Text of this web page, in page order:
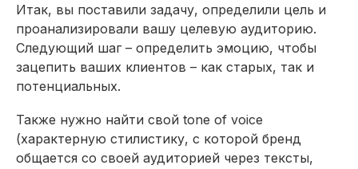
Итак, вы поставили задачу, определили цель и
проанализировали вашу целевую аудиторию.
Следующий шаг – определить эмоцию, чтобы
зацепить ваших клиентов – как старых, так и
потенциальных.
Также нужно найти свой tone of voice
(характерную стилистику, с которой бренд
общается со своей аудиторией через тексты,